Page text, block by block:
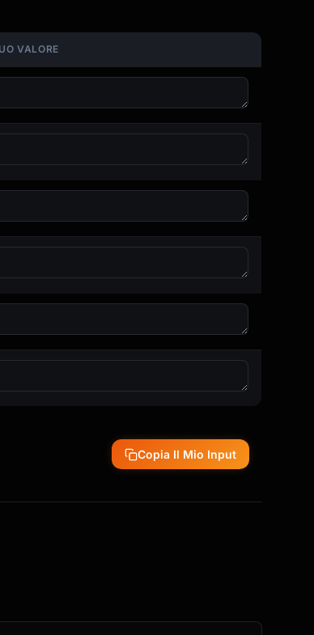
VALORE
Copia Il Mio Input